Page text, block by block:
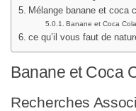
Mélange banane et coca
Banane et Coca
ce qu’il vous faut de
Banane et Coca
Recherches